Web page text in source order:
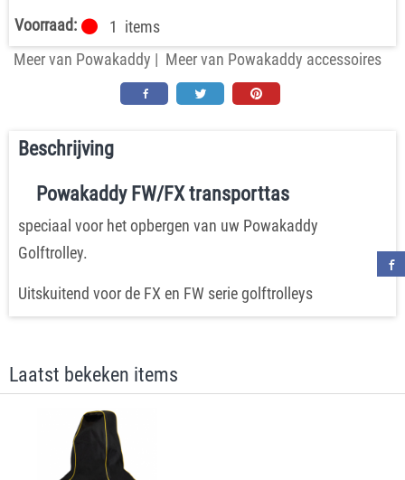
Voorraad: 1 items
Meer van Powakaddy | Meer van Powakaddy accessoires
Beschrijving
Powakaddy FW/FX transporttas
speciaal voor het opbergen van uw Powakaddy
Golftrolley.
Uitskuitend voor de FX en FW serie golftrolleys
Laatst bekeken items